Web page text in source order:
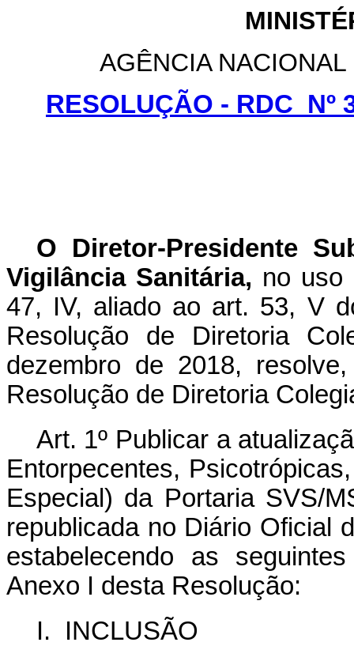
AGÊNCIA
RESOLUÇÃO - RDC Nº
O Diretor-Presidente
Vigilância Sanitária, no uso
47, IV, aliado ao art. 53, V
Resolução de Diretoria
dezembro de 2018,
Resolução de Diretoria
Art. 1º Publicar a
Entorpecentes,
Especial) da Portaria SVS/
republicada no Diário Oficial
estabelecendo as
Anexo I desta Resolução:
I. INCLUSÃO